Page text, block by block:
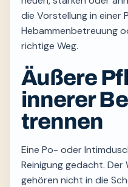
die Vorstellung in einer
Hebammenbetreuung
richtige Weg.
Äußere
innerer
trennen
Eine Po- oder
Reinigung gedacht.
gehören nicht in die